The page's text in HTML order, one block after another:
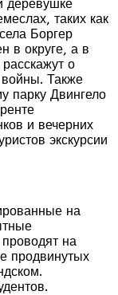
деревушке
таких как
Боргер
в округе, а в
о
Также
парку Двингело
и вечерних
экскурсии
на
на
продвинутых